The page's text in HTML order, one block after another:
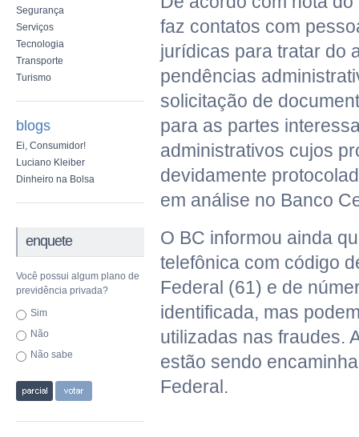
Segurança
Serviços
Tecnologia
Transporte
Turismo
blogs
Ei, Consumidor!
Luciano Kleiber
Dinheiro na Bolsa
enquete
Você possui algum plano de
previdência privada?
Sim
Não
Não sabe
faz contatos com
jurídicas para tratar do
pendências
solicitação de
para as partes
administrativos cujos
devidamente
em análise no Banco
O BC informou ainda
telefônica com código
Federal (61) e de
identificada, mas
utilizadas nas fraudes.
estão sendo
Federal.